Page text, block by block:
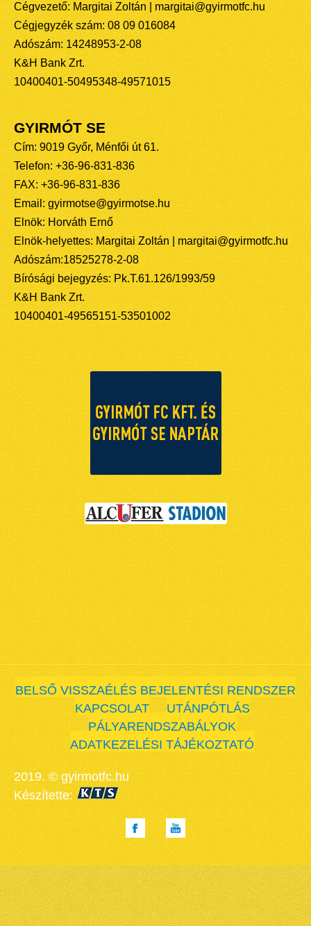
Cégvezető: Margitai Zoltán | margitai@gyirmotfc.hu
Cégjegyzék szám: 08 09 016084
Adószám: 14248953-2-08
K&H Bank Zrt.
10400401-50495348-49571015
GYIRMÓT SE
Cím: 9019 Győr, Ménfői út 61.
Telefon: +36-96-831-836
FAX: +36-96-831-836
Email: gyirmotse@gyirmotse.hu
Elnök: Horváth Ernő
Elnök-helyettes: Margitai Zoltán | margitai@gyirmotfc.hu
Adószám:18525278-2-08
Bírósági bejegyzés: Pk.T.61.126/1993/59
K&H Bank Zrt.
10400401-49565151-53501002
BELSŐ VISSZAÉLÉS BEJELENTÉSI RENDSZER
KAPCSOLAT
UTÁNPÓTLÁS
PÁLYARENDSZABÁLYOK
ADATKEZELÉSI TÁJÉKOZTATÓ
2019. © gyirmotfc.hu
Készítette: